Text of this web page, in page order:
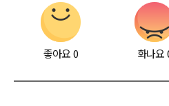
좋아요0 화나요